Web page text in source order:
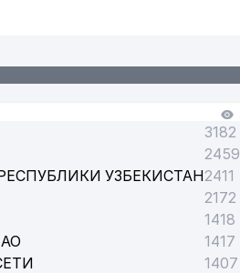
3182
2459
УЗБЕКИСТАН2411
2172
1418
АО
1417
1407